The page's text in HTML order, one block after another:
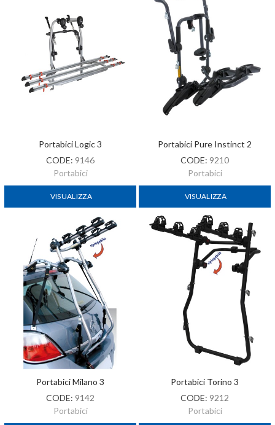
Portabici Logic 3
CODE: 9146
Portabici
VISUALIZZA
Portabici Pure Instinct 2
CODE: 9210
Portabici
VISUALIZZA
Portabici Milano 3
CODE: 9142
Portabici
Portabici Torino 3
CODE: 9212
Portabici